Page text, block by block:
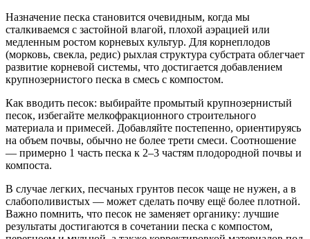
Назначение песка становится очевидным, когда мы
сталкиваемся с застойной влагой, плохой аэрацией или
медленным ростом корневых культур. Для корнеплодов
(морковь, свекла, редис) рыхлая структура субстрата облегчает
развитие корневой системы, что достигается добавлением
крупнозернистого песка в смесь с компостом.
Как вводить песок: выбирайте промытый крупнозернистый
песок, избегайте мелкофракционного строительного
материала и примесей. Добавляйте постепенно, ориентируясь
на объем почвы, обычно не более трети смеси. Соотношение
— примерно 1 часть песка к 2–3 частям плодородной почвы и
компоста.
В случае легких, песчаных грунтов песок чаще не нужен, а в
слабополивистых — может сделать почву ещё более плотной.
Важно помнить, что песок не заменяет органику: лучшие
результаты достигаются в сочетании песка с компостом,